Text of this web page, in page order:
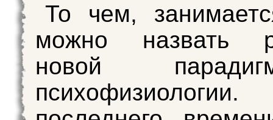
То чем,
можно назвать
новой